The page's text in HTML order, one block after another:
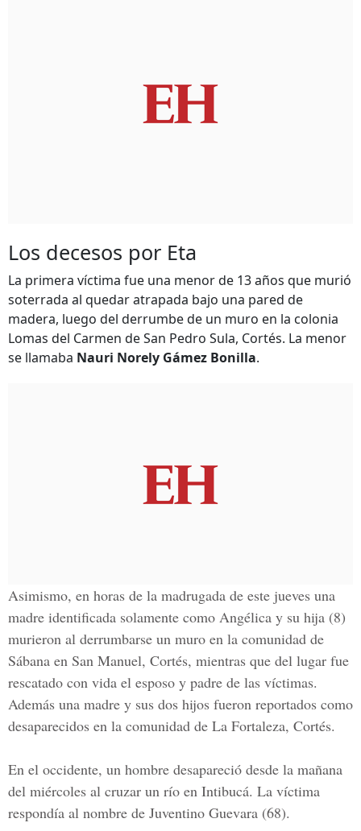
Los decesos por Eta
La primera víctima fue una menor de 13 años que murió
soterrada al quedar atrapada bajo una pared de
madera, luego del derrumbe de un muro en la colonia
Lomas del Carmen de San Pedro Sula, Cortés. La menor
se llamaba Nauri Norely Gámez Bonilla.
Asimismo, en horas de la madrugada de este jueves una
madre identificada solamente como Angélica y su hija (8)
murieron al derrumbarse un muro en la comunidad de
Sábana en San Manuel, Cortés, mientras que del lugar fue
rescatado con vida el esposo y padre de las víctimas.
Además una madre y sus dos hijos fueron reportados como
desaparecidos en la comunidad de La Fortaleza, Cortés.
En el occidente, un hombre desapareció desde la mañana
del miércoles al cruzar un río en Intibucá. La víctima
respondía al nombre de Juventino Guevara (68).